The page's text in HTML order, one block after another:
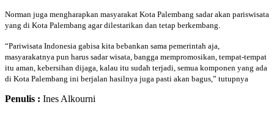
Norman juga mengharapkan masyarakat Kota Palembang sadar akan pariswisata
yang di Kota Palembang agar dilestarikan dan tetap berkembang.
“Pariwisata Indonesia gabisa kita bebankan sama pemerintah aja,
masyarakatnya pun harus sadar wisata, bangga mempromosikan, tempat-tempat
itu aman, kebersihan dijaga, kalau itu sudah terjadi, semua komponen yang ada
di Kota Palembang ini berjalan hasilnya juga pasti akan bagus,” tutupnya
Penulis : Ines Alkourni